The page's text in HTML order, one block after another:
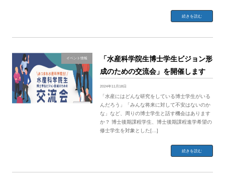
続きを読む
イベント情報
「水産科学院生博士学生ビジョン形
成のための交流会」を開催します
2024年11月18日
「水産にはどんな研究をしている博士学生がいる
んだろう」「みんな将来に対して不安はないのか
な」など、周りの博士学生と話す機会はあります
か？ 博士後期課程学生、博士後期課程進学希望の
修士学生を対象とした[…]
続きを読む